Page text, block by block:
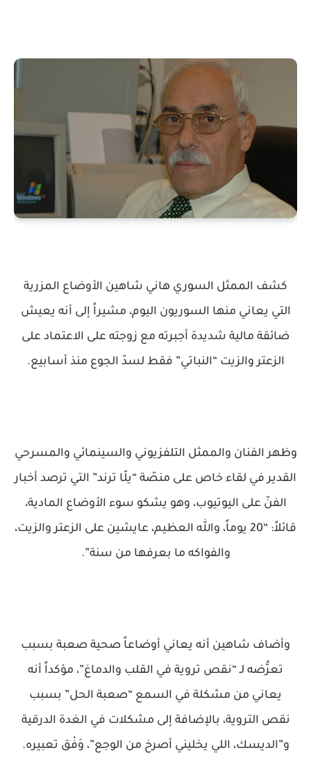
كشف الممثل السوري هاني شاهين الأوضاع المزرية
التي يعاني منها السوريون اليوم، مشيراً إلى أنه يعيش
ضائقة مالية شديدة أجبرته مع زوجته على الاعتماد على
الزعتر والزيت “النباتي” فقط لسدّ الجوع منذ أسابيع.
وظهر الفنان والممثل التلفزيوني والسينمائي والمسرحي
القدير في لقاء خاص على منصّة “يلّا ترند” التي ترصد أخبار
الفنّ على اليوتيوب، وهو يشكو سوء الأوضاع المادية،
قائلاً: “20 يوماً، والله العظيم، عايشين على الزعتر والزيت،
والفواكه ما بعرفها من سنة”.
وأضاف شاهين أنه يعاني أوضاعاً صحية صعبة بسبب
تعرُّضه لـ “نقص تروية في القلب والدماغ”، مؤكداً أنه
يعاني من مشكلة في السمع “صعبة الحل” بسبب
نقص التروية، بالإضافة إلى مشكلات في الغدة الدرقية
و”الديسك، اللي يخليني أصرخ من الوجع”، وَفْق تعبيره.